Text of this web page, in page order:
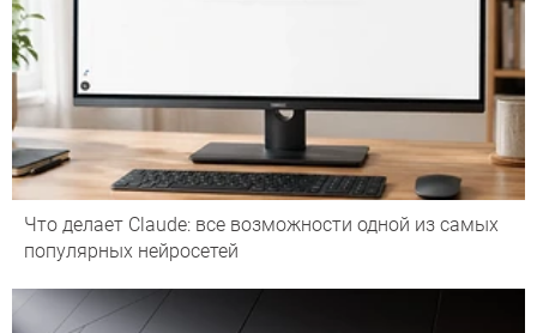
Что делает Сlaude: все возможности одной из самых
популярных нейросетей